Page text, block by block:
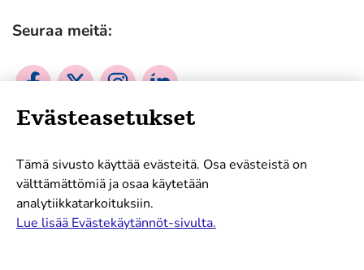
Seuraa meitä:
Sosiaalinen
facebook
Sosiaalinen
twitter
Sosiaalinen
instagram
Sosiaalinen
linkedin
Evästeasetukset
Tämä sivusto käyttää evästeitä. Osa evästeistä on
välttämättömiä ja osaa käytetään
analytiikkatarkoituksiin.
Lue lisää Evästekäytännöt-sivulta.